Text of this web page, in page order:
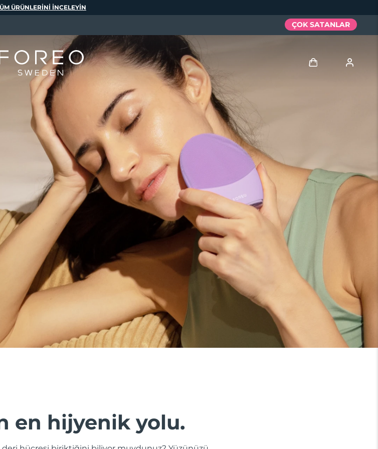
en hijyenik yolu.
ÜRÜNLERINI INCELEYIN
ÇOK SATANLAR
Siparişlerim
Adresim
Aboneliklerim